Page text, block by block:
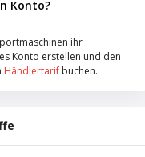
Konto?
ihr
Konto erstellen und den
Händlertarif buchen.